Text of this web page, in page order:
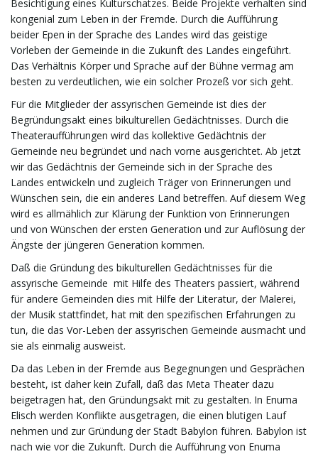
Besichtigung eines Kulturschatzes. Beide Projekte verhalten sind
kongenial zum Leben in der Fremde. Durch die Aufführung
beider Epen in der Sprache des Landes wird das geistige
Vorleben der Gemeinde in die Zukunft des Landes eingeführt.
Das Verhältnis Körper und Sprache auf der Bühne vermag am
besten zu verdeutlichen, wie ein solcher Prozeß vor sich geht.
Für die Mitglieder der assyrischen Gemeinde ist dies der
Begründungsakt eines bikulturellen Gedächtnisses. Durch die
Theateraufführungen wird das kollektive Gedächtnis der
Gemeinde neu begründet und nach vorne ausgerichtet. Ab jetzt
wir das Gedächtnis der Gemeinde sich in der Sprache des
Landes entwickeln und zugleich Träger von Erinnerungen und
Wünschen sein, die ein anderes Land betreffen. Auf diesem Weg
wird es allmählich zur Klärung der Funktion von Erinnerungen
und von Wünschen der ersten Generation und zur Auflösung der
Ängste der jüngeren Generation kommen.
Daß die Gründung des bikulturellen Gedächtnisses für die
assyrische Gemeinde mit Hilfe des Theaters passiert, während
für andere Gemeinden dies mit Hilfe der Literatur, der Malerei,
der Musik stattfindet, hat mit den spezifischen Erfahrungen zu
tun, die das Vor-Leben der assyrischen Gemeinde ausmacht und
sie als einmalig ausweist.
Da das Leben in der Fremde aus Begegnungen und Gesprächen
besteht, ist daher kein Zufall, daß das Meta Theater dazu
beigetragen hat, den Gründungsakt mit zu gestalten. In Enuma
Elisch werden Konflikte ausgetragen, die einen blutigen Lauf
nehmen und zur Gründung der Stadt Babylon führen. Babylon ist
nach wie vor die Zukunft. Durch die Aufführung von Enuma